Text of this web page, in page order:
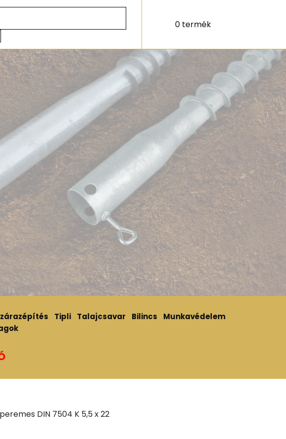
0 termék
Tipli Talajcsavar Bilincs
Munkavédelem
DIN 7504 K 5,5 x 22